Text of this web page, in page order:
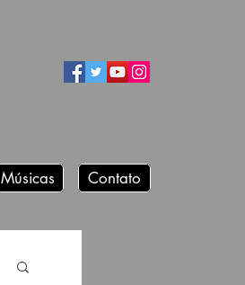
Músicas Contato